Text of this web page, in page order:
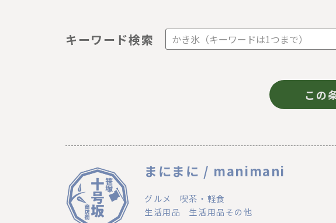
キーワード検索
まにまに / manimani
グルメ
喫茶・軽食
生活用品
生活用品その他